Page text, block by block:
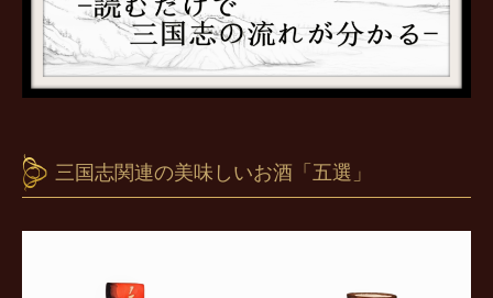
三国志関連の美味しいお酒「五選」